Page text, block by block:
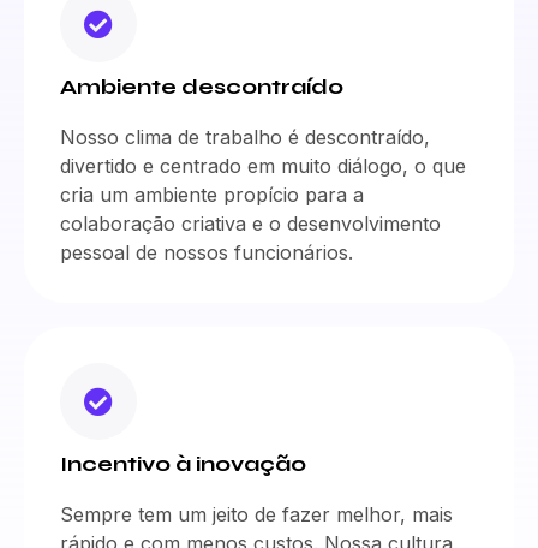
Ambiente descontraído
Nosso clima de trabalho é descontraído,
divertido e centrado em muito diálogo, o que
cria um ambiente propício para a
colaboração criativa e o desenvolvimento
pessoal de nossos funcionários.
Incentivo à inovação
Sempre tem um jeito de fazer melhor, mais